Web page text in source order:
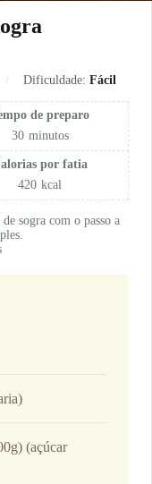
Dificuldade: Fácil
de preparo
30 minutos
por fatia
420 kcal
sogra com o passo a
(açúcar